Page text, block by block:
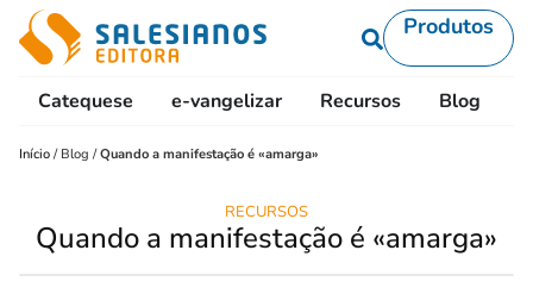
Produtos
Catequese e-vangelizar Recursos Blog
Início / Blog /Quando a manifestação é «amarga»
RECURSOS
Quando a manifestação é «amarga»